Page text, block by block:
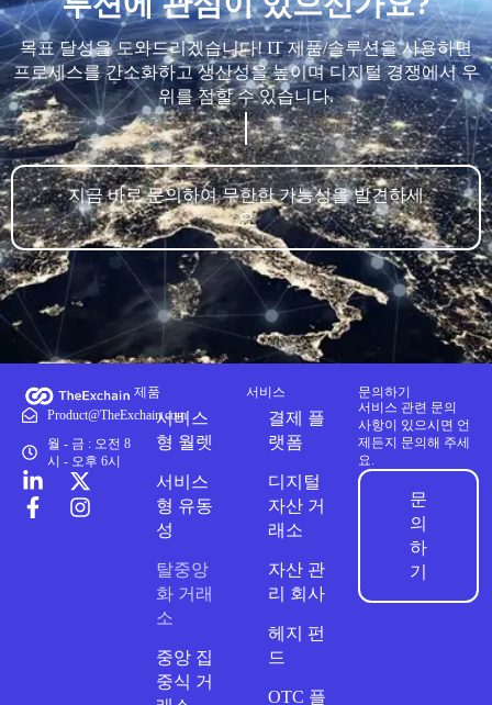
목표 달성을 도와드리겠습니다! IT 제품/솔루션을 사용하면
프로세스를 간소화하고 생산성을 높이며 디지털 경쟁에서 우
위를 점할 수 있습니다.
지금 바로 문의하여 무한한 가능성을 발견하세
요
Product@TheExchain.com
월 - 금 : 오전 8
시 - 오후 6시
제품
서비스
형 월렛
서비스
형 유동
성
탈중앙
화 거래
소
중앙 집
중식 거
서비스
결제 플
랫폼
디지털
자산 거
래소
자산 관
리 회사
헤지 펀
드
OTC 플
문의하기
서비스 관련 문의
사항이 있으시면 언
제든지 문의해 주세
요.
문
의
하
기